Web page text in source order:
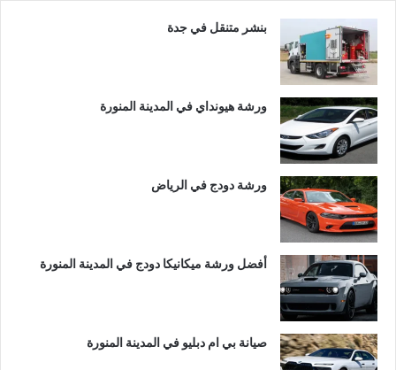
بنشر متنقل في جدة
ورشة هيونداي في المدينة المنورة
ورشة دودج في الرياض
أفضل ورشة ميكانيكا دودج في المدينة المنورة
صيانة بي ام دبليو في المدينة المنورة